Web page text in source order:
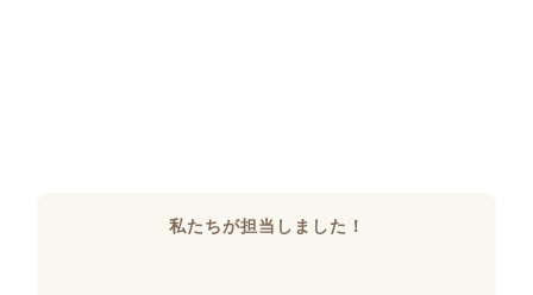
私たちが担当しました！